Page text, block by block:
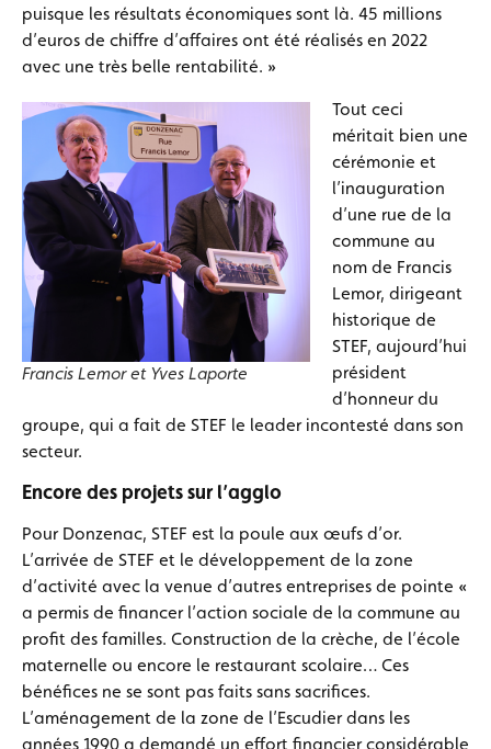
puisque les résultats économiques sont là. 45 millions
d’euros de chiffre d’affaires ont été réalisés en 2022
avec une très belle rentabilité. »
Francis Lemor et Yves Laporte
Tout ceci
méritait bien une
cérémonie et
l’inauguration
d’une rue de la
commune au
nom de Francis
Lemor, dirigeant
historique de
STEF, aujourd’hui
président
d’honneur du
groupe, qui a fait de STEF le leader incontesté dans son
secteur.
Encore des projets sur l’agglo
Pour Donzenac, STEF est la poule aux œufs d’or.
L’arrivée de STEF et le développement de la zone
d’activité avec la venue d’autres entreprises de pointe «
a permis de financer l’action sociale de la commune au
profit des familles. Construction de la crèche, de l’école
maternelle ou encore le restaurant scolaire… Ces
bénéfices ne se sont pas faits sans sacrifices.
L’aménagement de la zone de l’Escudier dans les
années 1990 a demandé un effort financier considérable